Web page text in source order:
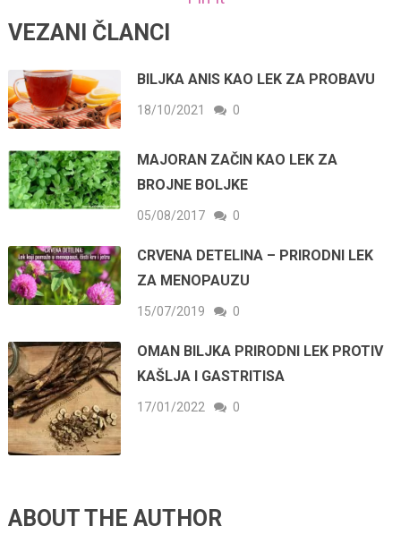
VEZANI ČLANCI
BILJKA ANIS KAO LEK ZA PROBAVU
18/10/2021 0
MAJORAN ZAČIN KAO LEK ZA
BROJNE BOLJKE
05/08/2017 0
CRVENA DETELINA – PRIRODNI LEK
ZA MENOPAUZU
15/07/2019 0
OMAN BILJKA PRIRODNI LEK PROTIV
KAŠLJA I GASTRITISA
17/01/2022 0
ABOUT THE AUTHOR